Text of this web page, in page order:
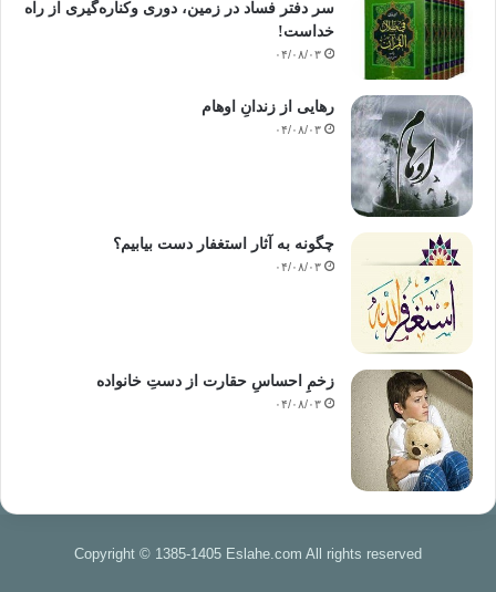
سر دفتر فساد در زمین‌، دوری وکناره‌گیری از راه
خداست‌!
۰۴/۰۸/۰۳
رهایی از زندانِ اوهام
۰۴/۰۸/۰۳
چگونه به آثار استغفار دست بیابیم؟
۰۴/۰۸/۰۳
زخمِ احساسِ حقارت از دستِ خانواده
۰۴/۰۸/۰۳
Copyright © 1385-1405 Eslahe.com All rights reserved